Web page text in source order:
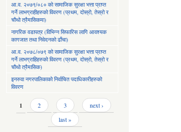
आ.व. २०७९/०८० को सामाजिक सुरक्षा भत्ता प्राप्त
गर्ने लाभग्राहीहरुको विवरण (प्रथम, दोस्रो, तेस्रो र
चौथो त्रैमासिकमा)
नागरिक वडापत्र (विभिन्न सिफारिस लागि आवश्यक
कागजात तथा निवेदनको ढाँचा)
आ.व. २०७८/०७९ को सामाजिक सुरक्षा भत्ता प्राप्त
गर्ने लाभग्राहिहरुको विवरण (प्रथम, दोस्रो, तेस्रो र
चौथो त्रैमासिक)
इनरुवा नगरपालिकाको निर्वाचित पदाधिकारीहरुको
विवरण
Pages
1 2 3
next ›
last »